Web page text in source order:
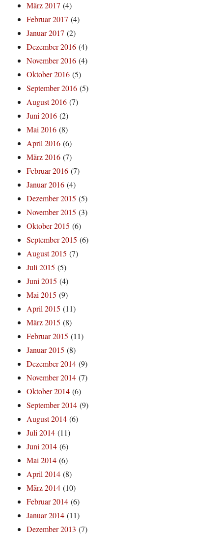
März 2017 (4)
Februar 2017 (4)
Januar 2017 (2)
Dezember 2016 (4)
November 2016 (4)
Oktober 2016 (5)
September 2016 (5)
August 2016 (7)
Juni 2016 (2)
Mai 2016 (8)
April 2016 (6)
März 2016 (7)
Februar 2016 (7)
Januar 2016 (4)
Dezember 2015 (5)
November 2015 (3)
Oktober 2015 (6)
September 2015 (6)
August 2015 (7)
Juli 2015 (5)
Juni 2015 (4)
Mai 2015 (9)
April 2015 (11)
März 2015 (8)
Februar 2015 (11)
Januar 2015 (8)
Dezember 2014 (9)
November 2014 (7)
Oktober 2014 (6)
September 2014 (9)
August 2014 (6)
Juli 2014 (11)
Juni 2014 (6)
Mai 2014 (6)
April 2014 (8)
März 2014 (10)
Februar 2014 (6)
Januar 2014 (11)
Dezember 2013 (7)